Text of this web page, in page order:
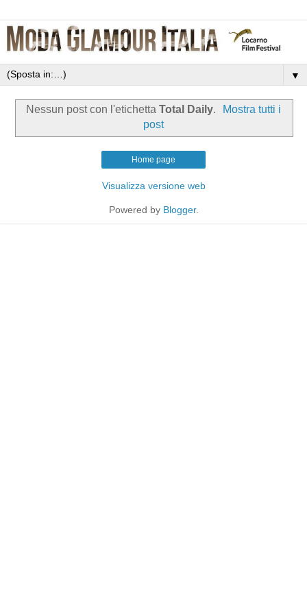
▼
Nessun post con l'etichetta Total Daily.
Mostra tutti i
post
Home page
Visualizza versione web
Powered by Blogger.